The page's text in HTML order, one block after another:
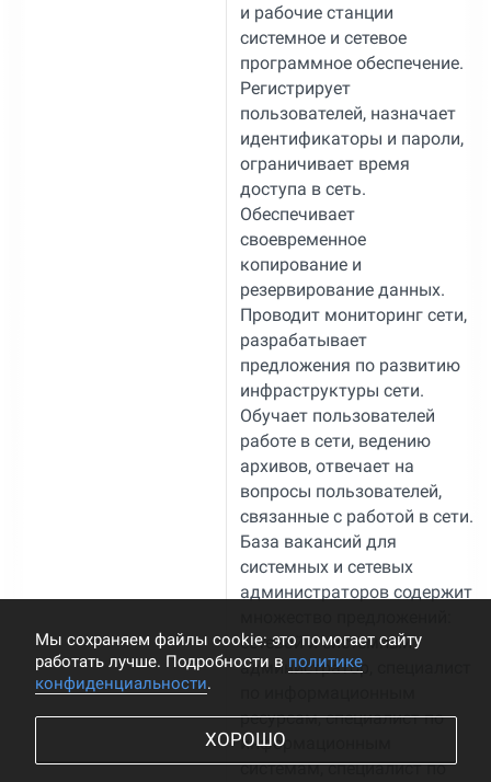
и рабочие станции
системное и сетевое
программное обеспечение.
Регистрирует
пользователей, назначает
идентификаторы и пароли,
ограничивает время
доступа в сеть.
Обеспечивает
своевременное
копирование и
резервирование данных.
Проводит мониторинг сети,
разрабатывает
предложения по развитию
инфраструктуры сети.
Обучает пользователей
работе в сети, ведению
архивов, отвечает на
вопросы пользователей,
связанные с работой в сети.
База вакансий для
системных и сетевых
администраторов содержит
сетевой и системный
администратор, специалист
ресурсам, специалист по
информационным
системам, специалист по
Мы cохраняем файлы cookie: это помогает сайту
работать лучше. Подробности в политике
конфиденциальности.
ХОРОШО